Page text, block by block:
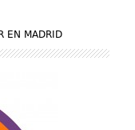
EN MADRID